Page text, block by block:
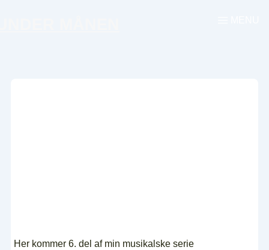
Her kommer 6. del af min musikalske serie